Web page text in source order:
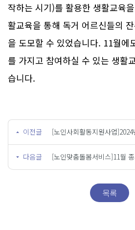
작하는 시기)를 활용한 생활교육
활교육을 통해 독거 어르신들의
을 도모할 수 있었습니다. 11월에
를 가지고 참여하실 수 있는 생활
습니다.
이전글
다음글
목록